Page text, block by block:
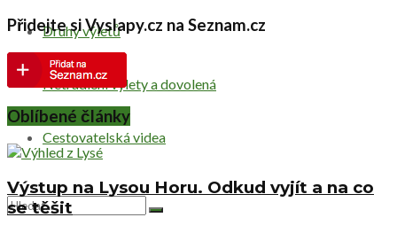
Druhy výletů
Netradiční výlety a dovolená
Cestovatelská videa
Přidejte si Vyslapy.cz na Seznam.cz
Oblíbené články
Výstup na Lysou Horu. Odkud vyjít a na co
se těšit